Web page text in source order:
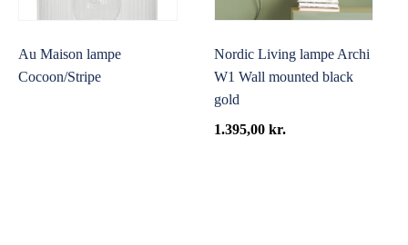
Au Maison lampe
Cocoon/Stripe
Nordic Living lampe Archi
W1 Wall mounted black
gold
1.395,00kr.